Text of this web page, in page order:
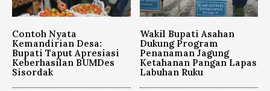
Contoh Nyata
Kemandirian Desa:
Bupati Taput Apresiasi
Keberhasilan BUMDes
Sisordak
Wakil Bupati Asahan
Dukung Program
Penanaman Jagung
Ketahanan Pangan Lapas
Labuhan Ruku